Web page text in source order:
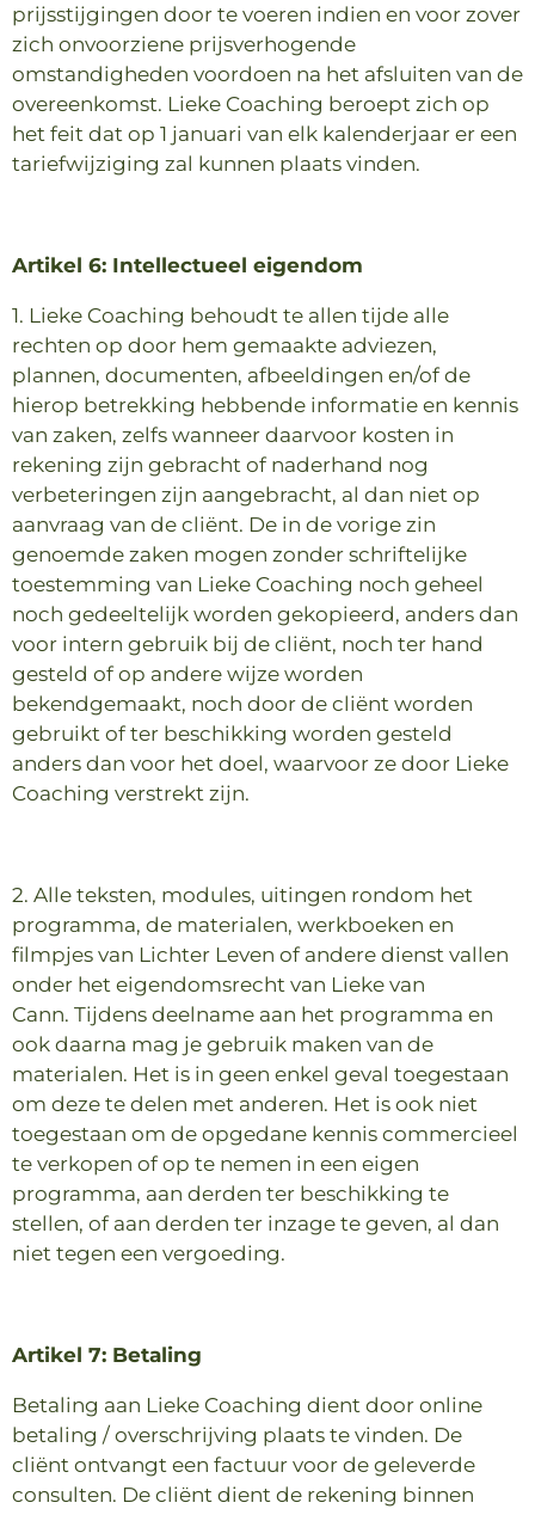
prijsstijgingen door te voeren indien en voor zover
zich onvoorziene prijsverhogende
omstandigheden voordoen na het afsluiten van de
overeenkomst. Lieke Coaching beroept zich op
het feit dat op 1 januari van elk kalenderjaar er een
tariefwijziging zal kunnen plaats vinden.
Artikel 6: Intellectueel eigendom
1. Lieke Coaching behoudt te allen tijde alle
rechten op door hem gemaakte adviezen,
plannen, documenten, afbeeldingen en/of de
hierop betrekking hebbende informatie en kennis
van zaken, zelfs wanneer daarvoor kosten in
rekening zijn gebracht of naderhand nog
verbeteringen zijn aangebracht, al dan niet op
aanvraag van de cliënt. De in de vorige zin
genoemde zaken mogen zonder schriftelijke
toestemming van Lieke Coaching noch geheel
noch gedeeltelijk worden gekopieerd, anders dan
voor intern gebruik bij de cliënt, noch ter hand
gesteld of op andere wijze worden
bekendgemaakt, noch door de cliënt worden
gebruikt of ter beschikking worden gesteld
anders dan voor het doel, waarvoor ze door Lieke
Coaching verstrekt zijn.
2. Alle teksten, modules, uitingen rondom het
programma, de materialen, werkboeken en
filmpjes van Lichter Leven of andere dienst vallen
onder het eigendomsrecht van Lieke van
Cann. Tijdens deelname aan het programma en
ook daarna mag je gebruik maken van de
materialen. Het is in geen enkel geval toegestaan
om deze te delen met anderen. Het is ook niet
toegestaan om de opgedane kennis commercieel
te verkopen of op te nemen in een eigen
programma, aan derden ter beschikking te
stellen, of aan derden ter inzage te geven, al dan
niet tegen een vergoeding.
Artikel 7: Betaling
Betaling aan Lieke Coaching dient door online
betaling / overschrijving plaats te vinden. De
cliënt ontvangt een factuur voor de geleverde
consulten. De cliënt dient de rekening binnen